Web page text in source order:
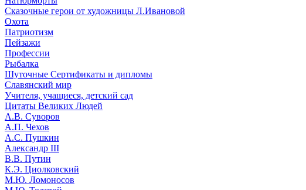
Сказочные герои от художницы Л.Ивановой
Охота
Патриотизм
Пейзажи
Профессии
Рыбалка
Шуточные Сертификаты и дипломы
Славянский мир
Учителя, учащиеся, детский сад
Цитаты Великих Людей
А.В. Суворов
А.П. Чехов
А.С. Пушкин
Александр III
В.В. Путин
К.Э. Циолковский
М.Ю. Ломоносов